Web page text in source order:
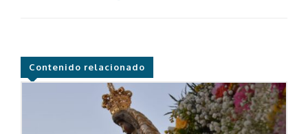
Contenido relacionado